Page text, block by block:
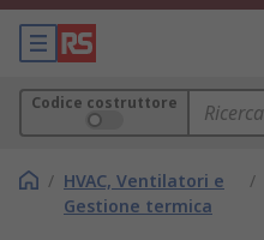
Codice costruttore
/ HVAC, Ventilatori e
Gestione termica
/